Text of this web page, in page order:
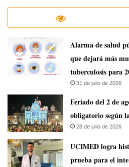
​Alarma de salud
que dejará más
tuberculosis para
31 de julio de 2026
Feriado del 2 de
obligatorio según
28 de julio de 2026
UCIMED logra
prueba para el